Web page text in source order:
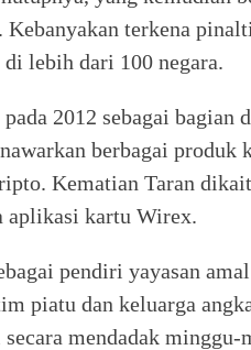
Kebanyakan terkena
lebih dari 100 negara.
2012 sebagai bagian
berbagai produk
Kematian Taran
aplikasi kartu Wirex.
pendiri yayasan
piatu dan keluarga
mendadak